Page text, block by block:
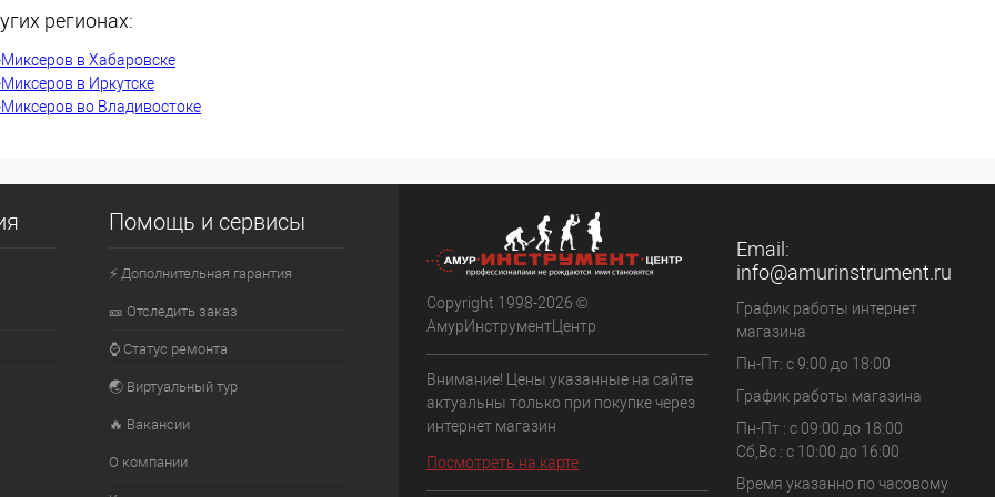
В наличии
регионах:
в Хабаровске
в Иркутске
во Владивостоке
Помощь и сервисы
⚡ Дополнительная гарантия
🎫 Отследить заказ
⌚ Статус ремонта
🌏 Виртуальный тур
🔥 Вакансии
О компании
Copyright 1998-2026 ©
АмурИнструментЦентр
Внимание! Цены указанные на сайте
актуальны только при покупке через
интернет магазин
Посмотреть на карте
Email:
info@amurinstrument.ru
График работы интернет
магазина
Пн-Пт: с 9:00 до 18:00
График работы магазина
Пн-Пт : с 09:00 до 18:00
Сб,Вс : c 10:00 до 16:00
Время указанно по часовому